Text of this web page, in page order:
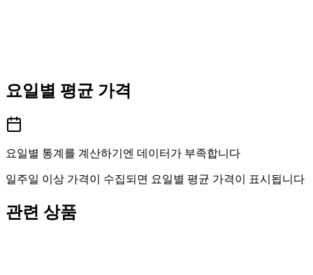
요일별 평균 가격
요일별 통계를 계산하기엔 데이터가 부족합니다
일주일 이상 가격이 수집되면 요일별 평균 가격이 표시됩니다
관련 상품